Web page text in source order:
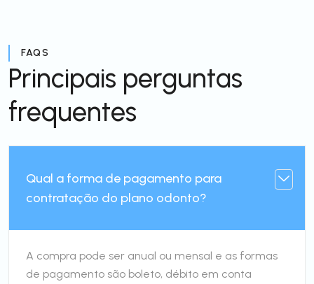
FAQS
Principais perguntas
frequentes
Qual a forma de pagamento para
contratação do plano odonto?
A compra pode ser anual ou mensal e as formas
de pagamento são boleto, débito em conta